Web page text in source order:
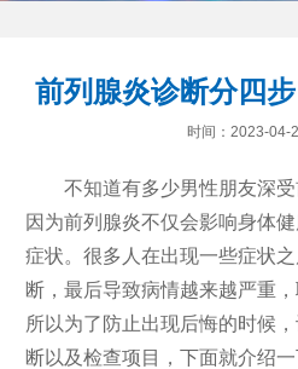
前列腺炎诊断分四
时间：2023-04-
不知道有多少男性朋友深
因为前列腺炎不仅会影响身体
症状。很多人在出现一些症状
断，最后导致病情越来越严重
所以为了防止出现后悔的时候
断以及检查项目，下面就介绍